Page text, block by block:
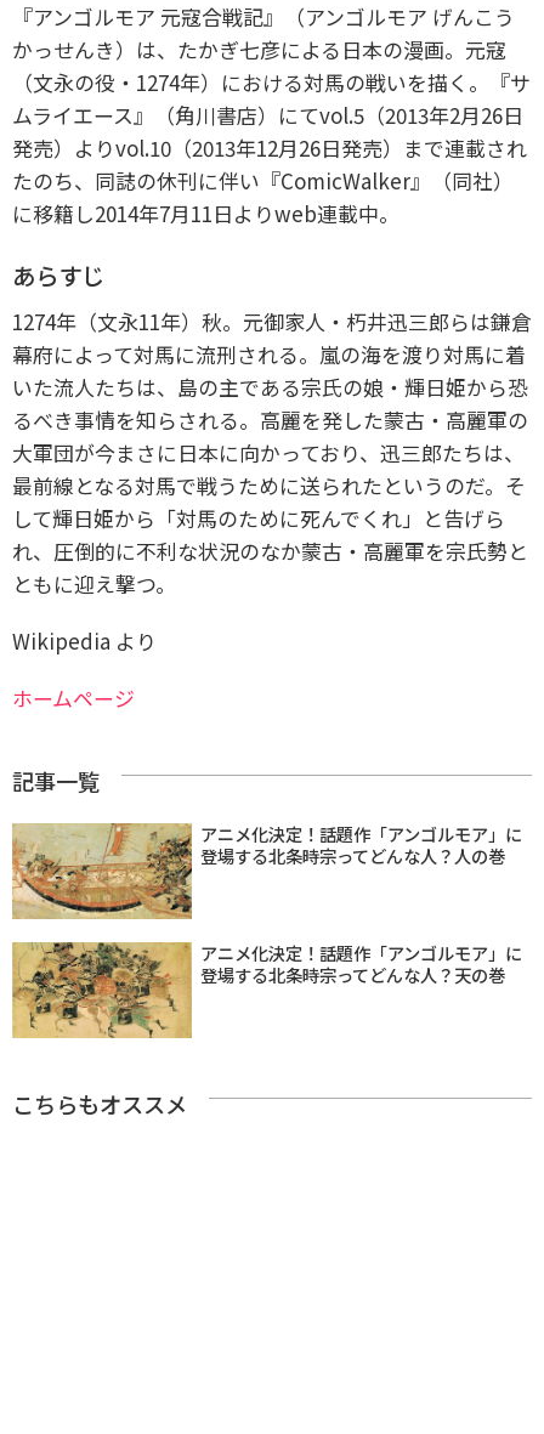
『アンゴルモア 元寇合戦記』（アンゴルモア げんこう
かっせんき）は、たかぎ七彦による日本の漫画。元寇
（文永の役・1274年）における対馬の戦いを描く。『サ
ムライエース』（角川書店）にてvol.5（2013年2月26日
発売）よりvol.10（2013年12月26日発売）まで連載され
たのち、同誌の休刊に伴い『ComicWalker』（同社）
に移籍し2014年7月11日よりweb連載中。
あらすじ
1274年（文永11年）秋。元御家人・朽井迅三郎らは鎌倉
幕府によって対馬に流刑される。嵐の海を渡り対馬に着
いた流人たちは、島の主である宗氏の娘・輝日姫から恐
るべき事情を知らされる。高麗を発した蒙古・高麗軍の
大軍団が今まさに日本に向かっており、迅三郎たちは、
最前線となる対馬で戦うために送られたというのだ。そ
して輝日姫から「対馬のために死んでくれ」と告げら
れ、圧倒的に不利な状況のなか蒙古・高麗軍を宗氏勢と
ともに迎え撃つ。
Wikipedia より
ホームページ
記事一覧
アニメ化決定！話題作「アンゴルモア」に
登場する北条時宗ってどんな人？人の巻
アニメ化決定！話題作「アンゴルモア」に
登場する北条時宗ってどんな人？天の巻
こちらもオススメ